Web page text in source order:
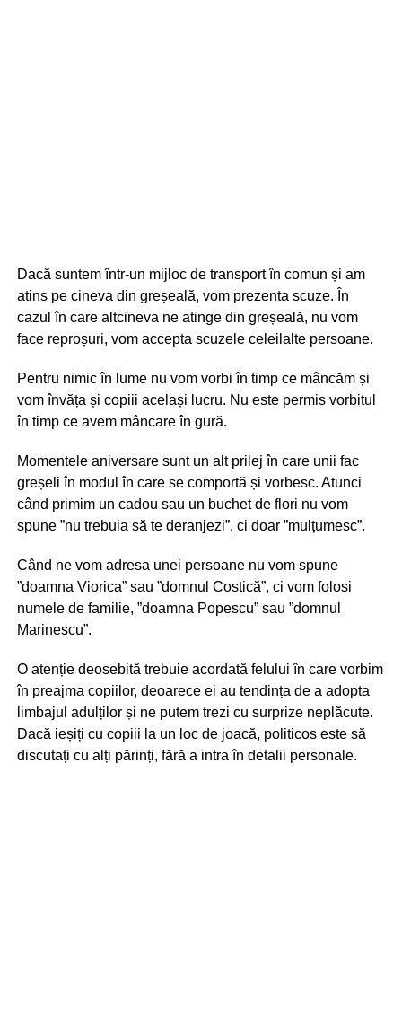
Dacă suntem într-un mijloc de transport în comun și am
atins pe cineva din greșeală, vom prezenta scuze. În
cazul în care altcineva ne atinge din greșeală, nu vom
face reproșuri, vom accepta scuzele celeilalte persoane.
Pentru nimic în lume nu vom vorbi în timp ce mâncăm și
vom învăța și copiii același lucru. Nu este permis vorbitul
în timp ce avem mâncare în gură.
Momentele aniversare sunt un alt prilej în care unii fac
greșeli în modul în care se comportă și vorbesc. Atunci
când primim un cadou sau un buchet de flori nu vom
spune ”nu trebuia să te deranjezi”, ci doar ”mulțumesc”.
Când ne vom adresa unei persoane nu vom spune
”doamna Viorica” sau ”domnul Costică”, ci vom folosi
numele de familie, ”doamna Popescu” sau ”domnul
Marinescu”.
O atenție deosebită trebuie acordată felului în care vorbim
în preajma copiilor, deoarece ei au tendința de a adopta
limbajul adulților și ne putem trezi cu surprize neplăcute.
Dacă ieșiți cu copiii la un loc de joacă, politicos este să
discutați cu alți părinți, fără a intra în detalii personale.